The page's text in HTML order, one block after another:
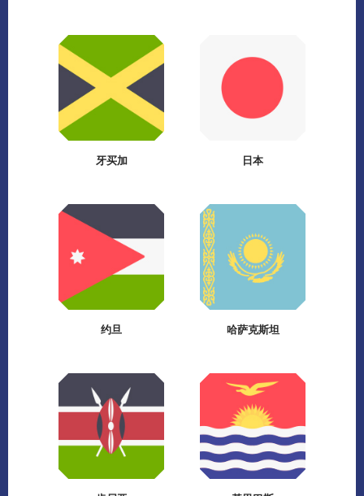
牙买加 日本
约旦 哈萨克斯坦